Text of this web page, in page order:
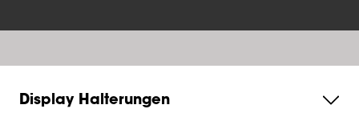
Display Halterungen